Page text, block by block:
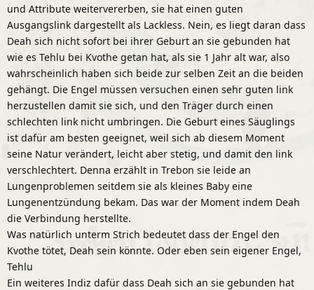
und Attribute weitervererben, sie hat einen guten
Ausgangslink dargestellt als Lackless. Nein, es liegt daran dass
Deah sich nicht sofort bei ihrer Geburt an sie gebunden hat
wie es Tehlu bei Kvothe getan hat, als sie 1 Jahr alt war, also
wahrscheinlich haben sich beide zur selben Zeit an die beiden
gehängt. Die Engel müssen versuchen einen sehr guten link
herzustellen damit sie sich, und den Träger durch einen
schlechten link nicht umbringen. Die Geburt eines Säuglings
ist dafür am besten geeignet, weil sich ab diesem Moment
seine Natur verändert, leicht aber stetig, und damit den link
verschlechtert. Denna erzählt in Trebon sie leide an
Lungenproblemen seitdem sie als kleines Baby eine
Lungenentzündung bekam. Das war der Moment indem Deah
die Verbindung herstellte.
Was natürlich unterm Strich bedeutet dass der Engel den
Kvothe tötet, Deah sein könnte. Oder eben sein eigener Engel,
Tehlu
Ein weiteres Indiz dafür dass Deah sich an sie gebunden hat